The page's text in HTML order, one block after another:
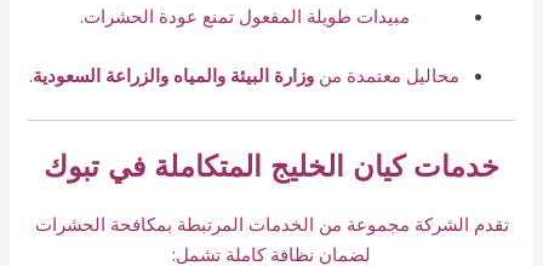
مبيدات طويلة المفعول تمنع عودة الحشرات.
محاليل معتمدة من وزارة البيئة والمياه والزراعة السعودية.
خدمات كيان الخليج المتكاملة في تبوك
تقدم الشركة مجموعة من الخدمات المرتبطة بمكافحة الحشرات
لضمان نظافة كاملة تشمل: